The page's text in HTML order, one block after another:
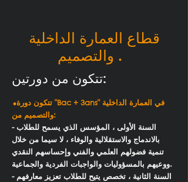
قطاع العمارة الداخلية
والتصميم .
تتكون من دورتين:
.تتكون دورة "Bac + 3ans" في العمارة الداخلية
والتصميم من:
- السنة الأولى ، المؤسس الذي يسمح للطلاب
بالاندماج والاستقلالية والوفاء ، لا سيما من خلال
تنمية فضولهم العلمي والفني وإحساسهم النقدي
ووعيهم بالمسؤوليات والواجبات الفردية والجماعية.
- السنة الثانية ، تخصص يتيح للطلاب تعزيز معارفهم